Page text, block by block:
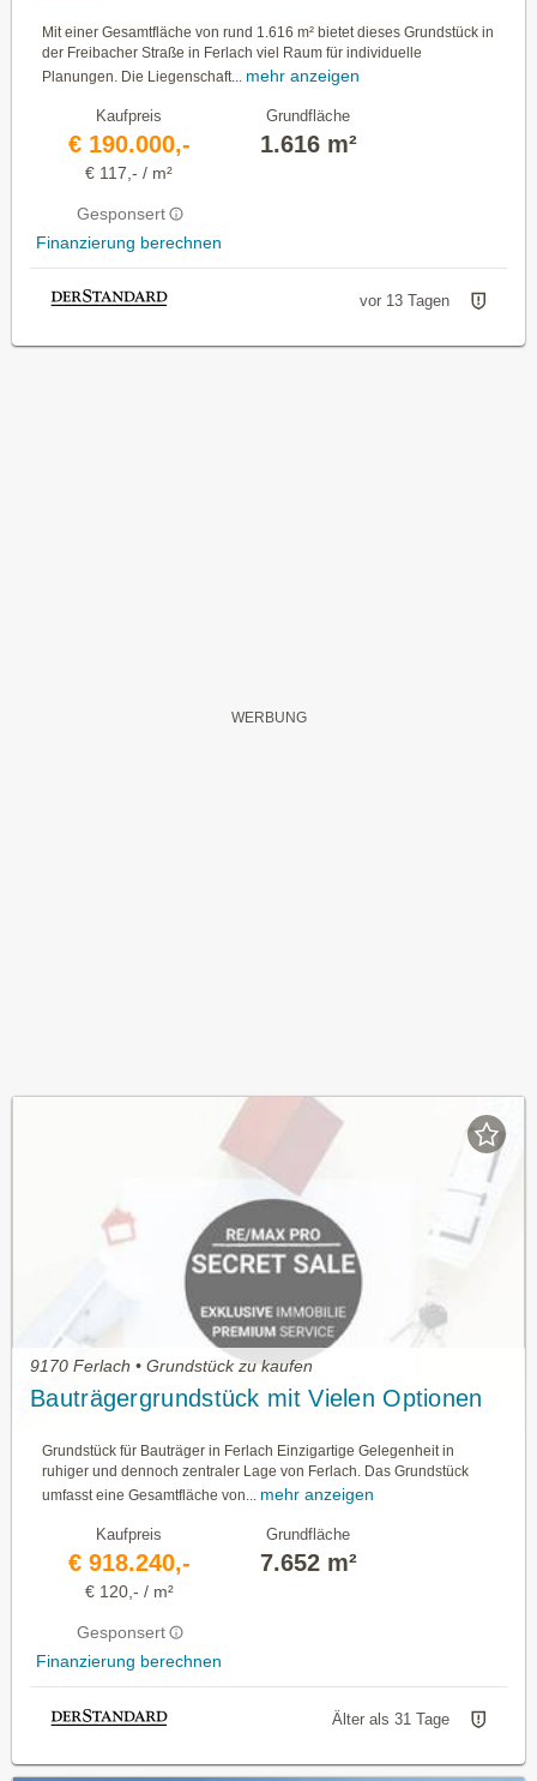
Mit einer Gesamtfläche von rund 1.616 m² bietet dieses Grundstück in
der Freibacher Straße in Ferlach viel Raum für individuelle
Planungen. Die Liegenschaft...
mehr anzeigen
Kaufpreis
€ 190.000,-
€ 117,- / m²
Gesponsert
Finanzierung berechnen
Grundfläche
1.616 m²
vor 13 Tagen
9170 Ferlach • Grundstück zu kaufen
Bauträgergrundstück mit Vielen Optionen
Grundstück für Bauträger in Ferlach Einzigartige Gelegenheit in
ruhiger und dennoch zentraler Lage von Ferlach. Das Grundstück
umfasst eine Gesamtfläche von... mehr anzeigen
Kaufpreis
€ 918.240,-
€ 120,- / m²
Gesponsert
Finanzierung berechnen
Grundfläche
7.652 m²
Älter als 31 Tage